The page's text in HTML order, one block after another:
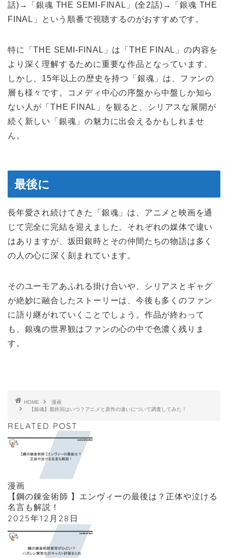
話)→「銀魂 THE SEMI-FINAL」(全2話)→「銀魂 THE
FINAL」という順番で視聴するのがおすすめです。
特に「THE SEMI-FINAL」は「THE FINAL」の内容を
より深く理解するために重要な作品となっています。
しかし、15年以上の歴史を持つ「銀魂」は、ファンの
層も様々です。コメディ中心の序盤から中盤しか知ら
ない人が「THE FINAL」を観ると、シリアスな展開が
続く新しい「銀魂」の魅力に出会えるかもしれませ
ん。
最後に
長年愛され続けてきた「銀魂」は、アニメと映画を通
じて完全に完結を迎えました。それぞれの媒体で違い
はありますが、坂田銀時とその仲間たちの物語は多く
の人の心に深く刻まれています。
そのユーモアあふれる掛け合いや、シリアスとギャグ
が絶妙に融合したストーリーは、今後も多くのファン
に語り継がれていくことでしょう。作品が終わって
も、銀魂の世界観はファンの心の中で色濃く残りま
す。
HOME
漫画
【銀魂】最終回はいつ？アニメと原作の違いについて調査してみた！
RELATED POST
漫画
【鋼の錬金術師 】エンヴィーの最後は？正体や泣ける
名言も解説！
2025年12月28日